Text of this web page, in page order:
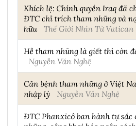
Khích lệ: Chính quyền Iraq đã
ĐTC chỉ trích tham nhũng và
hữu
Thế Giới Nhìn Từ Vatican
Hễ tham nhũng là giết thì còn
Nguyễn Văn Nghệ
Căn bệnh tham nhũng ở Việt
nhập lý
Nguyễn Văn Nghệ
ĐTC Phanxicô ban hành tự sắc